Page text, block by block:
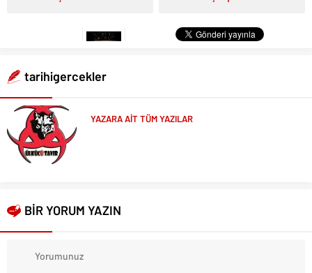
tarihigercekler
YAZARA AİT TÜM YAZILAR
BİR YORUM YAZIN